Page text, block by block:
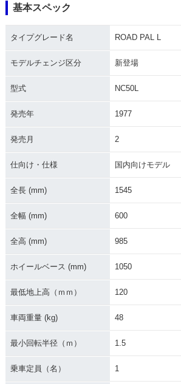
基本スペック
タイプグレード名 ROAD PAL L
モデルチェンジ区分 新登場
型式 NC50L
発売年 1977
発売月 2
仕向け・仕様 国内向けモデル
全長 (mm) 1545
全幅 (mm) 600
全高 (mm) 985
ホイールベース (mm) 1050
最低地上高（ｍｍ） 120
車両重量 (kg) 48
最小回転半径（ｍ） 1.5
乗車定員（名） 1